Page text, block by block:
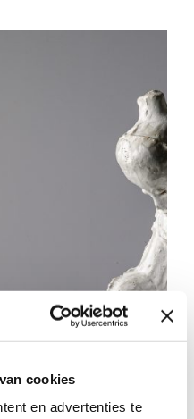
cookies
en advertenties te